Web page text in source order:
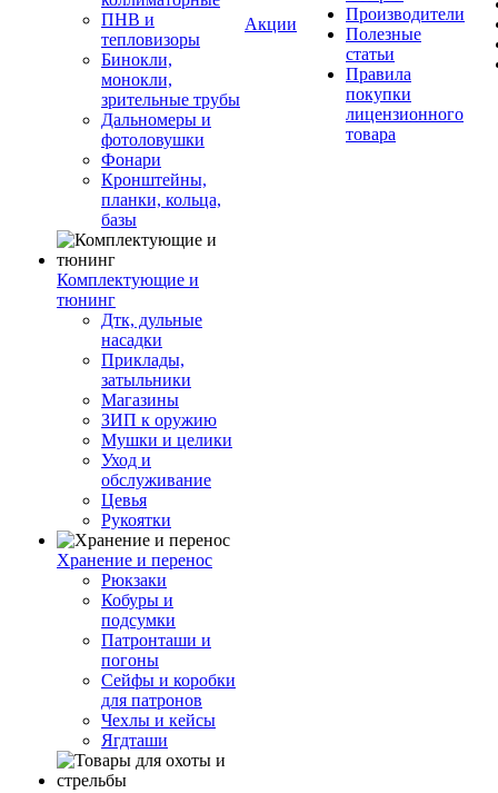
ПНВ и
тепловизоры
Бинокли,
монокли,
зрительные трубы
Дальномеры и
фотоловушки
Фонари
Кронштейны,
планки, кольца,
базы
Комплектующие и
тюнинг
Дтк, дульные
насадки
Приклады,
затыльники
Магазины
ЗИП к оружию
Мушки и целики
Уход и
обслуживание
Цевья
Рукоятки
Хранение и перенос
Рюкзаки
Кобуры и
подсумки
Патронташи и
погоны
Сейфы и коробки
для патронов
Чехлы и кейсы
Ягдташи
Акции
Производители
Полезные
статьи
Правила
покупки
лицензионного
товара